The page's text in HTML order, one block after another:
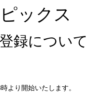
ックス
録について
より開始いたします。